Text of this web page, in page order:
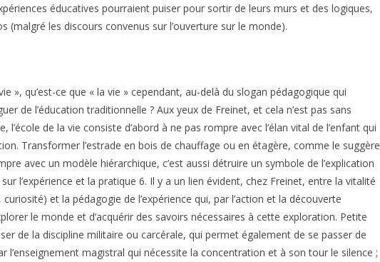
éducatives pourraient puiser pour sortir de leurs murs et des logiques,
(malgré les discours convenus sur l’ouverture sur le monde).
», qu’est-ce que « la vie » cependant, au-delà du slogan pédagogique qui
de l’éducation traditionnelle ? Aux yeux de Freinet, et cela n’est pas sans
de la vie consiste d’abord à ne pas rompre avec l’élan vital de l’enfant qui
Transformer l’estrade en bois de chauffage ou en étagère, comme le suggère
avec un modèle hiérarchique, c’est aussi détruire un symbole de l’explication
l’expérience et la pratique 6. Il y a un lien évident, chez Freinet, entre la vitalité
et la pédagogie de l’expérience qui, par l’action et la découverte
le monde et d’acquérir des savoirs nécessaires à cette exploration. Petite
de la discipline militaire ou carcérale, qui permet également de se passer de
l’enseignement magistral qui nécessite la concentration et à son tour le silence ;